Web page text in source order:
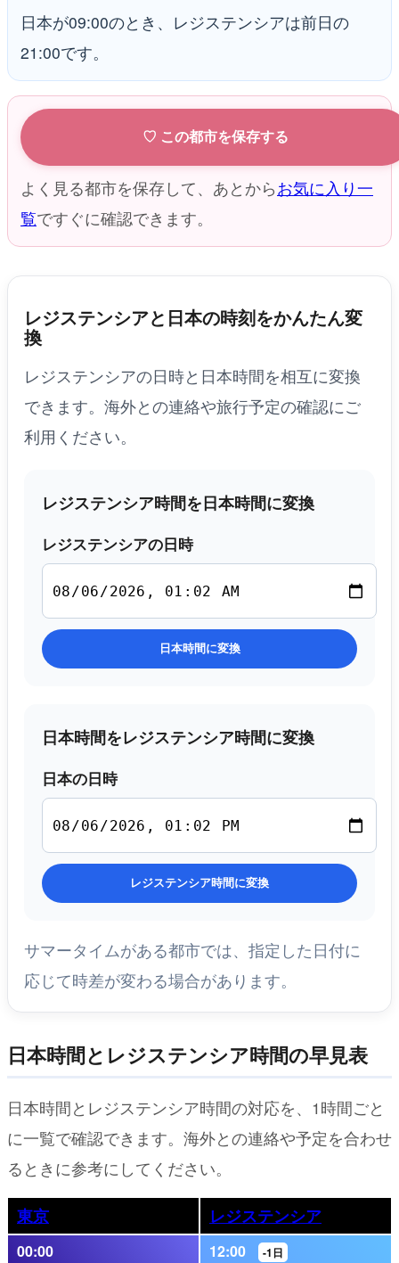
日本が09:00のとき、レジステンシアは前日の
21:00です。
♡ この都市を保存する
よく見る都市を保存して、あとからお気に入り一
覧ですぐに確認できます。
レジステンシアと日本の時刻をかんたん変
換
レジステンシアの日時と日本時間を相互に変換
できます。海外との連絡や旅行予定の確認にご
利用ください。
レジステンシア時間を日本時間に変換
レジステンシアの日時
日本時間に変換
日本時間をレジステンシア時間に変換
日本の日時
レジステンシア時間に変換
サマータイムがある都市では、指定した日付に
応じて時差が変わる場合があります。
日本時間とレジステンシア時間の早見表
日本時間とレジステンシア時間の対応を、1時間ごと
に一覧で確認できます。海外との連絡や予定を合わせ
るときに参考にしてください。
東京 レジステンシア
00:00 12:00 -1日